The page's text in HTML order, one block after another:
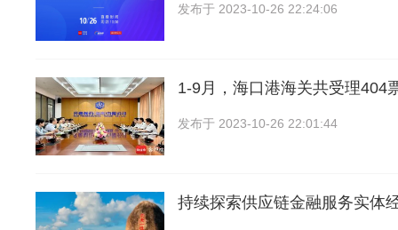
发布于 2023-10-26 22:24:06
1-9月，海口港海关共受理404
发布于 2023-10-26 22:01:44
持续探索供应链金融服务实体